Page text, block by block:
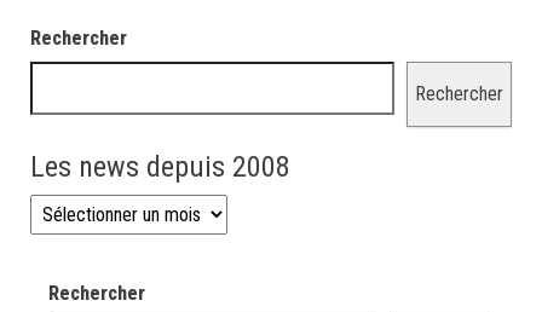
Rechercher
Rechercher
Les news depuis 2008
Les news depuis 2008
Rechercher